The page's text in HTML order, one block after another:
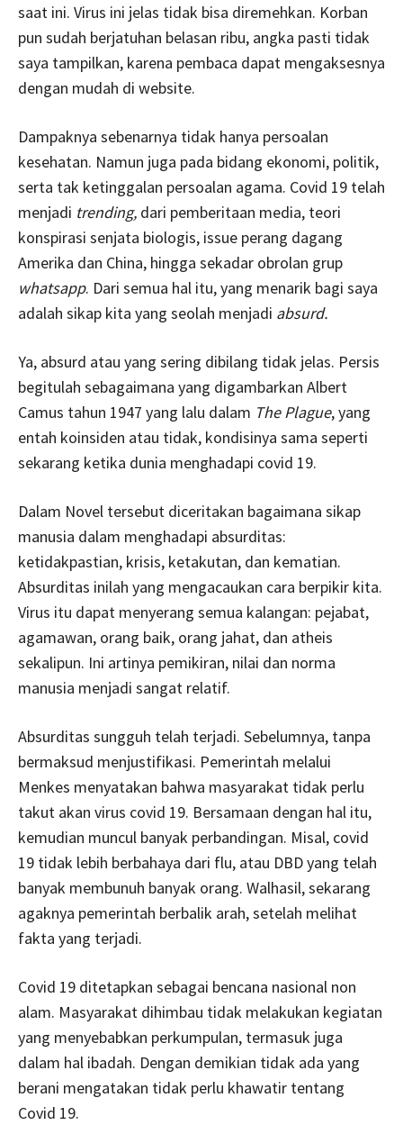
saat ini. Virus ini jelas tidak bisa diremehkan. Korban
pun sudah berjatuhan belasan ribu, angka pasti tidak
saya tampilkan, karena pembaca dapat mengaksesnya
dengan mudah di website.
Dampaknya sebenarnya tidak hanya persoalan
kesehatan. Namun juga pada bidang ekonomi, politik,
serta tak ketinggalan persoalan agama. Covid 19 telah
menjadi trending, dari pemberitaan media, teori
konspirasi senjata biologis, issue perang dagang
Amerika dan China, hingga sekadar obrolan grup
whatsapp. Dari semua hal itu, yang menarik bagi saya
adalah sikap kita yang seolah menjadi absurd.
Ya, absurd atau yang sering dibilang tidak jelas. Persis
begitulah sebagaimana yang digambarkan Albert
Camus tahun 1947 yang lalu dalam The Plague, yang
entah koinsiden atau tidak, kondisinya sama seperti
sekarang ketika dunia menghadapi covid 19.
Dalam Novel tersebut diceritakan bagaimana sikap
manusia dalam menghadapi absurditas:
ketidakpastian, krisis, ketakutan, dan kematian.
Absurditas inilah yang mengacaukan cara berpikir kita.
Virus itu dapat menyerang semua kalangan: pejabat,
agamawan, orang baik, orang jahat, dan atheis
sekalipun. Ini artinya pemikiran, nilai dan norma
manusia menjadi sangat relatif.
Absurditas sungguh telah terjadi. Sebelumnya, tanpa
bermaksud menjustifikasi. Pemerintah melalui
Menkes menyatakan bahwa masyarakat tidak perlu
takut akan virus covid 19. Bersamaan dengan hal itu,
kemudian muncul banyak perbandingan. Misal, covid
19 tidak lebih berbahaya dari flu, atau DBD yang telah
banyak membunuh banyak orang. Walhasil, sekarang
agaknya pemerintah berbalik arah, setelah melihat
fakta yang terjadi.
Covid 19 ditetapkan sebagai bencana nasional non
alam. Masyarakat dihimbau tidak melakukan kegiatan
yang menyebabkan perkumpulan, termasuk juga
dalam hal ibadah. Dengan demikian tidak ada yang
berani mengatakan tidak perlu khawatir tentang
Covid 19.